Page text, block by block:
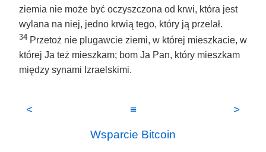
ziemia nie może być oczyszczona od krwi, która jest
wylana na niej, jedno krwią tego, który ją przelał.
34 Przetoż nie plugawcie ziemi, w której mieszkacie, w
której Ja też mieszkam; bom Ja Pan, który mieszkam
między synami Izraelskimi.
< ≡
>
Wsparcie Bitcoin